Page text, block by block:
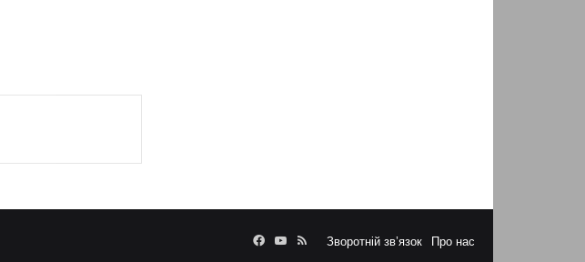
Зворотній зв’язок Про нас
FacebookYouTube
RSS